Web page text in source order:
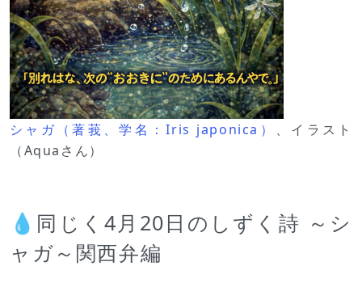
シャガ（著莪、学名：Iris japonica） 、イラスト
（Aquaさん）
💧同じく4月20日のしずく詩 ～シ
ャガ～関西弁編